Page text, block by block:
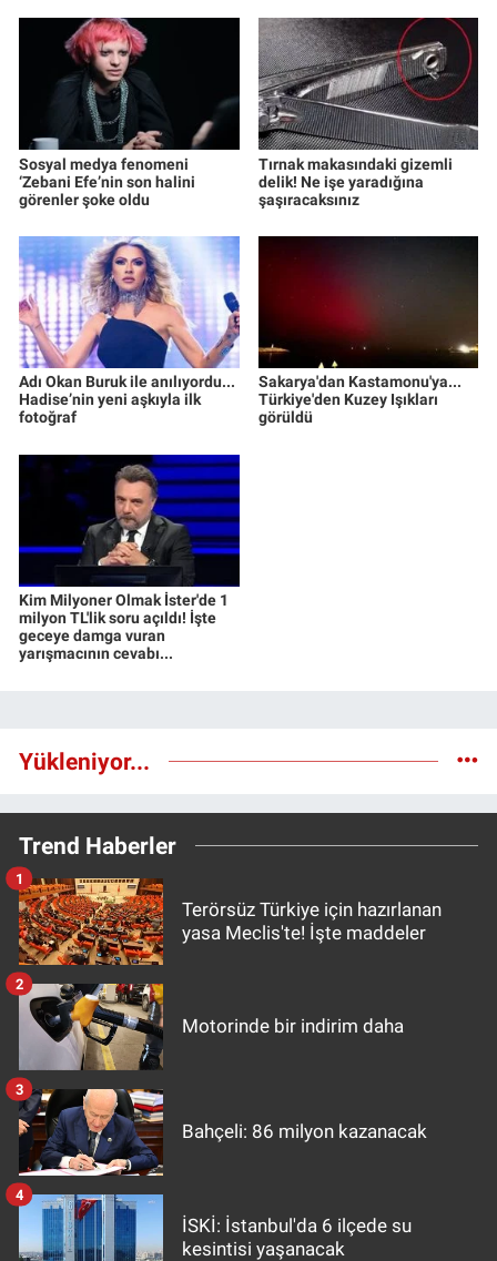
Sosyal medya fenomeni
‘Zebani Efe’nin son halini
görenler şoke oldu
Tırnak makasındaki gizemli
delik! Ne işe yaradığına
şaşıracaksınız
Adı Okan Buruk ile anılıyordu...
Hadise’nin yeni aşkıyla ilk
fotoğraf
Sakarya'dan Kastamonu'ya...
Türkiye'den Kuzey Işıkları
görüldü
Kim Milyoner Olmak İster'de 1
milyon TL'lik soru açıldı! İşte
geceye damga vuran
yarışmacının cevabı...
Yükleniyor...
Trend Haberler
Terörsüz Türkiye için hazırlanan
yasa Meclis'te! İşte maddeler
1
Motorinde bir indirim daha
2
Bahçeli: 86 milyon kazanacak
3
İSKİ: İstanbul'da 6 ilçede su
kesintisi yaşanacak
4